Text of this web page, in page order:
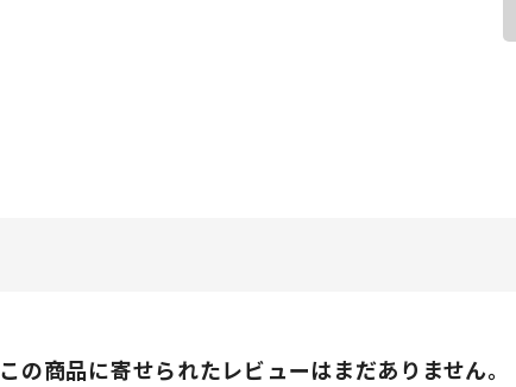
この商品に寄せられたレビューはまだありません。